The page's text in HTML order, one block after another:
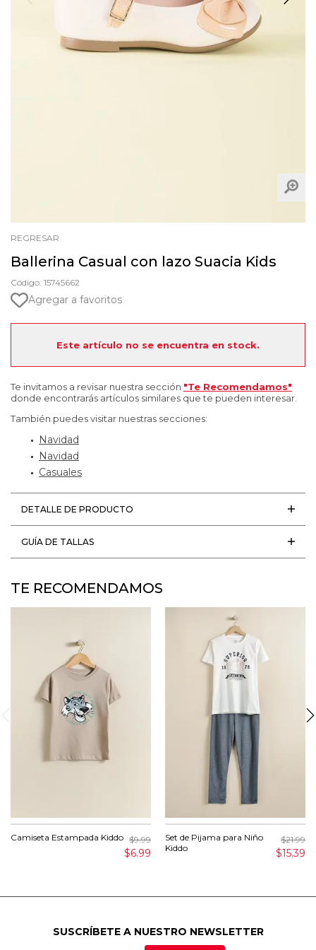
REGRESAR
Ballerina Casual con lazo Suacia Kids
Código: 15745662
Agregar a favoritos
Este artículo no se encuentra en stock.
Te invitamos a revisar nuestra sección "Te Recomendamos"
donde encontrarás artículos similares que te pueden interesar.
También puedes visitar nuestras secciones:
Navidad
Navidad
Casuales
DETALLE DE PRODUCTO
GUÍA DE TALLAS
TE RECOMENDAMOS
Camiseta Estampada Kiddo $9.99
$6.99
Set de Pijama para Niño
Kiddo
$21.99
$15.39
SUSCRÍBETE A NUESTRO NEWSLETTER